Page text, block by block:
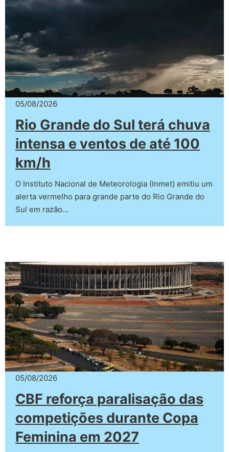
05/08/2026
Rio Grande do Sul terá chuva
intensa e ventos de até 100
km/h
O Instituto Nacional de Meteorologia (Inmet) emitiu um
alerta vermelho para grande parte do Rio Grande do
Sul em razão…
05/08/2026
CBF reforça paralisação das
competições durante Copa
Feminina em 2027